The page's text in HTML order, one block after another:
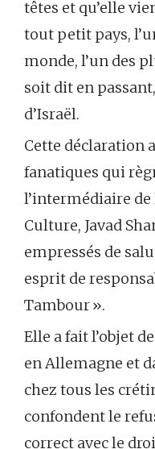
têtes et qu’elle
tout petit pays,
monde, l’un des
soit dit en
d’Israël.
Cette déclaration
fanatiques qui
l’intermédiaire
Culture, Javad
empressés de
esprit de
Tambour ».
Elle a fait l’objet
en Allemagne et
chez tous les
confondent le
correct avec le